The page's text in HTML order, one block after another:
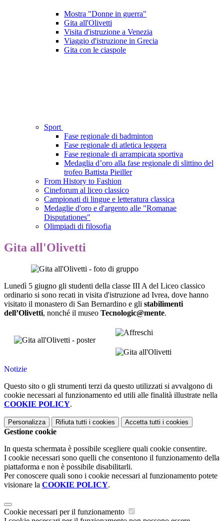
Mostra "Donne in guerra"
Gita all'Olivetti
Visita d'istruzione a Venezia
Viaggio d'istruzione in Grecia
Gita con le ciaspole
Sport
Fase regionale di badminton
Fase regionale di atletica leggera
Fase regionale di arrampicata sportiva
Medaglia d’oro alla fase regionale di slittino del
trofeo Battista Pieiller
From History to Fashion
Cineforum al liceo classico
Campionati di lingue e letteratura classica
Medaglie d'oro e d'argento alle "Romanae
Disputationes"
Olimpiadi di filosofia
Gita all'Olivetti
Lunedì 5 giugno gli studenti della classe III A del Liceo classico
ordinario si sono recati in visita d'istruzione ad Ivrea, dove hanno
visitato il monastero di San Bernardino e gli stabilimenti
dell’Olivetti, nonché il museo Tecnologic@mente.
Notizie
Questo sito o gli strumenti terzi da questo utilizzati si avvalgono di
cookie necessari al funzionamento ed utili alle finalità illustrate nella
COOKIE POLICY.
Personalizza Rifiuta tutti i cookies Accetta tutti i cookies
Gestione cookie
In questa schermata è possibile scegliere quali cookie consentire.
I cookie necessari sono quelli che consentono il funzionamento della
piattaforma e non è possibile disabilitarli.
Per conoscere quali sono i cookie necessari al funzionamento potete
visionare la COOKIE POLICY.
Cookie necessari per il funzionamento